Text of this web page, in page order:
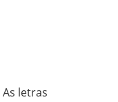
As letras